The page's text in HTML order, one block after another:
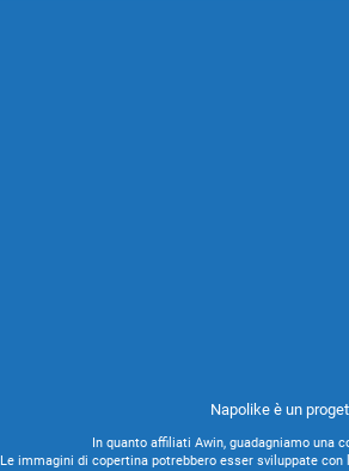
Napolike è un
In quanto affiliati Awin, guadagniamo una
Le immagini di copertina potrebbero esser sviluppate